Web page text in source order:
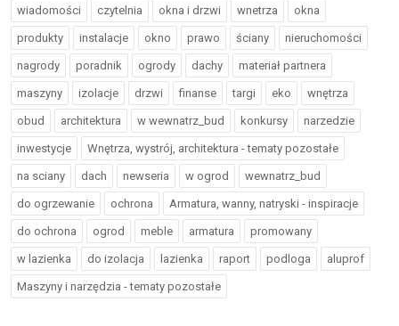
wiadomości czytelnia okna i drzwi wnetrza okna
produkty instalacje okno prawo ściany nieruchomości
nagrody poradnik ogrody dachy materiał partnera
maszyny izolacje drzwi finanse targi eko wnętrza
obud architektura w wewnatrz_bud konkursy narzedzie
inwestycje Wnętrza, wystrój, architektura - tematy pozostałe
na sciany dach newseria w ogrod wewnatrz_bud
do ogrzewanie ochrona Armatura, wanny, natryski - inspiracje
do ochrona ogrod meble armatura promowany
w lazienka do izolacja lazienka raport podloga aluprof
Maszyny i narzędzia - tematy pozostałe